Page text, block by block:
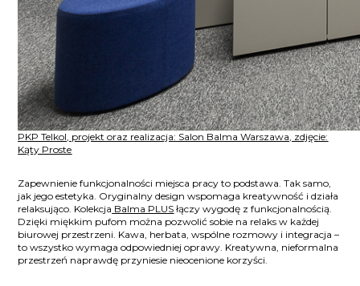
PKP Telkol, projekt oraz realizacja: Salon Balma Warszawa, zdjęcie:
Kąty Proste
Zapewnienie funkcjonalności miejsca pracy to podstawa. Tak samo,
jak jego estetyka. Oryginalny design wspomaga kreatywność i działa
relaksująco. Kolekcja Balma PLUS łączy wygodę z funkcjonalnością.
Dzięki miękkim pufom można pozwolić sobie na relaks w każdej
biurowej przestrzeni. Kawa, herbata, wspólne rozmowy i integracja –
to wszystko wymaga odpowiedniej oprawy. Kreatywna, nieformalna
przestrzeń naprawdę przyniesie nieocenione korzyści.